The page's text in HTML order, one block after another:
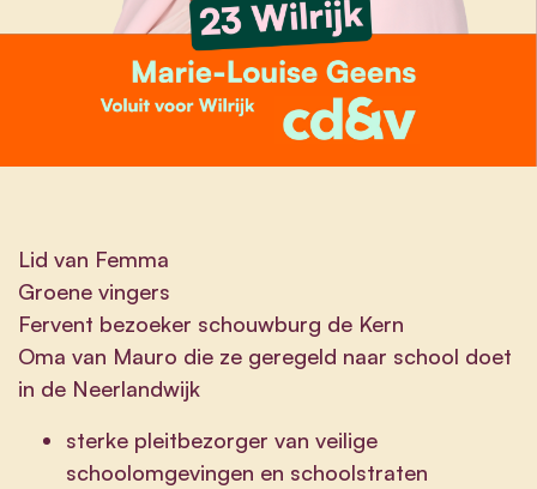
Lid van Femma
Groene vingers
Fervent bezoeker schouwburg de Kern
Oma van Mauro die ze geregeld naar school doet
in de Neerlandwijk
sterke pleitbezorger van veilige
schoolomgevingen en schoolstraten